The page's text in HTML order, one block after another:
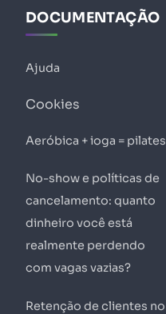
DOCUMENTAÇÃO
Ajuda
Cookies
Aeróbica + ioga = pilates
No-show e políticas de
cancelamento: quanto
dinheiro você está
realmente perdendo
com vagas vazias?
Retenção de clientes no